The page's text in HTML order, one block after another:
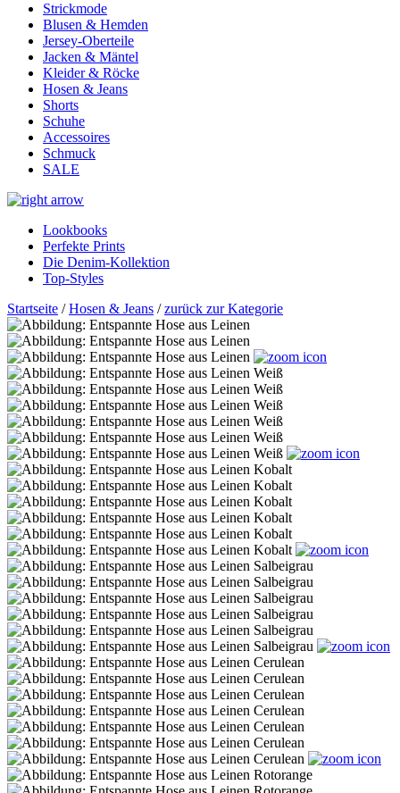
Strickmode
Blusen & Hemden
Jersey-Oberteile
Jacken & Mäntel
Kleider & Röcke
Hosen & Jeans
Shorts
Schuhe
Accessoires
Schmuck
SALE
Lookbooks
Perfekte Prints
Die Denim-Kollektion
Top-Styles
Startseite /Hosen & Jeans /zurück zur Kategorie